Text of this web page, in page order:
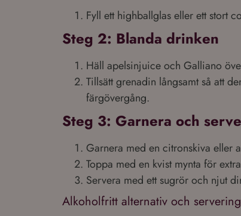
Fyll ett highballglas eller ett stort
Steg 2: Blanda drinken
Häll apelsinjuice och Galliano
Tillsätt grenadin långsamt så att
färgövergång.
Steg 3: Garnera och
Garnera med en citronskiva eller
Toppa med en kvist mynta för
Servera med ett sugrör och njut
Alkoholfritt alternativ och